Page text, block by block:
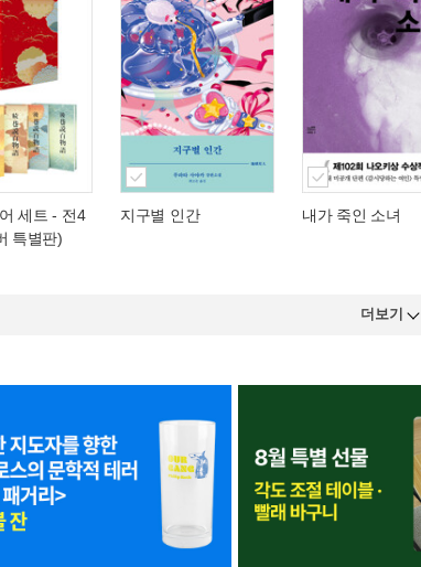
세트 - 전4
특별판)
지구별 인간 내가 죽인 소녀
더보기